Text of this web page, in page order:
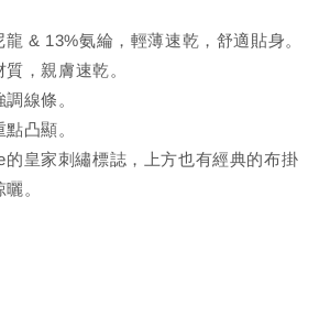
& 13%氨綸，輕薄速乾，舒適貼身。
，親膚速乾。
線條。
凸顯。
皇家刺繡標誌，上方也有經典的布掛
。